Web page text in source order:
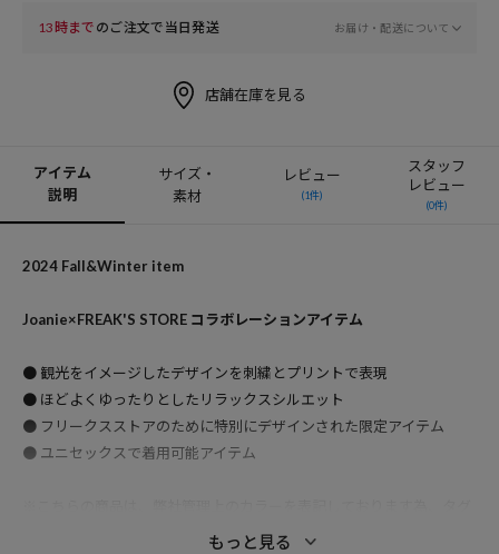
13時まで のご注文で当日発送 お届け・配送について
店舗在庫を見る
アイテム
説明
サイズ・
素材
レビュー
(1件)
スタッフ
レビュー
(0件)
2024 Fall&Winter item
Joanie×FREAK'S STORE コラボレーションアイテム
● 観光をイメージしたデザインを刺繍とプリントで表現
● ほどよくゆったりとしたリラックスシルエット
● フリークスストアのために特別にデザインされた限定アイテム
● ユニセックスで着用可能アイテム
のカラー表記と異なる記載となっております。
もっと見る